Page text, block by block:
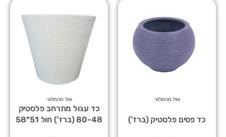
אזל מהמלאי
כד פסים פלסטיק (ברז')
אזל מהמלאי
כד עגול מתרחב פלסטיק
80-48 (ברז') חול 51*58